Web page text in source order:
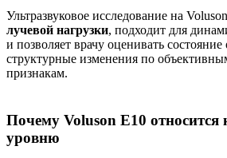
Ультразвуковое исследование на
лучевой нагрузки, подходит для
и позволяет врачу оценивать
структурные изменения по
признакам.
Почему Voluson E10 относится
уровню